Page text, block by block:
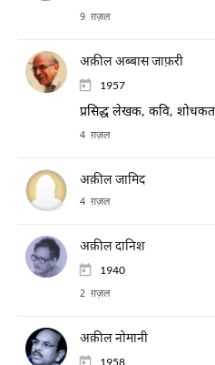
9 ग़ज़ल
अक़ील अब्बास जाफ़री
1957
प्रसिद्ध लेखक, कवि,
4 ग़ज़ल
अक़ील जामिद
4 ग़ज़ल
अक़ील दानिश
1940
2 ग़ज़ल
अक़ील नोमानी
1958